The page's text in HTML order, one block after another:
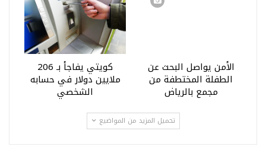
الأمن يواصل البحث عن
الطفلة المختطفة من
مجمع بالرياض
كويتي يفاجأ بـ 206
ملايين دولار في حسابه
الشخصي
تحميل المزيد من المواضيع